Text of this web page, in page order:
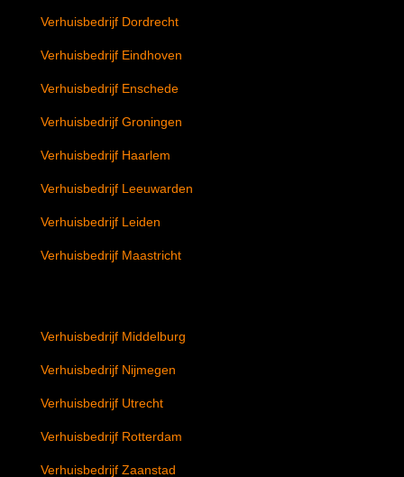
Verhuisbedrijf Dordrecht
Verhuisbedrijf Eindhoven
Verhuisbedrijf Enschede
Verhuisbedrijf Groningen
Verhuisbedrijf Haarlem
Verhuisbedrijf Leeuwarden
Verhuisbedrijf Leiden
Verhuisbedrijf Maastricht
Verhuisbedrijf Middelburg
Verhuisbedrijf Nijmegen
Verhuisbedrijf Utrecht
Verhuisbedrijf Rotterdam
Verhuisbedrijf Zaanstad